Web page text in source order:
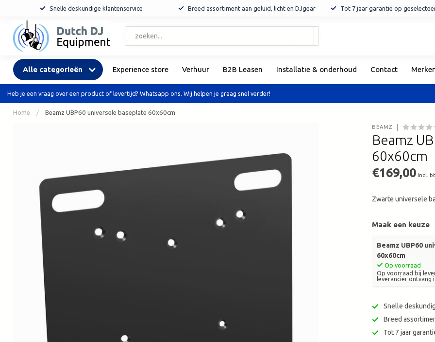
Snelle deskundige klantenservice Breed assortiment aan geluid, licht en DJgear Tot 7 jaar garantie op
en
een
Alle categorieën Experience store Verhuur B2B Leasen Installatie & onderhoud Contact
Heb je een vraag over een product of levertijd? Whatsapp ons. Wij helpen je graag snel verder!
Home / Beamz UBP60 universele baseplate 60x60cm
BEAMZ
Beamz
60x60cm
€169,00 Incl.
Zwarte universele
Maak een keuze
Beamz UBP60
60x60cm
Op voorraad
Op voorraad bij
leverancier ontvang
Snelle
Breed
Tot 7 jaar